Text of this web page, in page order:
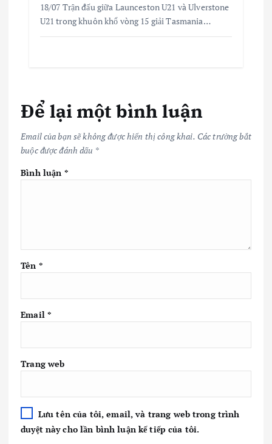
18/07 Trận đấu giữa Launceston U21 và Ulverstone
U21 trong khuôn khổ vòng 15 giải Tasmania…
Để lại một bình luận
Email của bạn sẽ không được hiển thị công khai. Các trường bắt
buộc được đánh dấu *
Bình luận *
Tên *
Email *
Trang web
Lưu tên của tôi, email, và trang web trong trình
duyệt này cho lần bình luận kế tiếp của tôi.